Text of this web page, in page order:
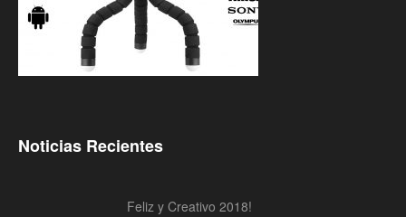
Noticias Recientes
Feliz y Creativo 2018!